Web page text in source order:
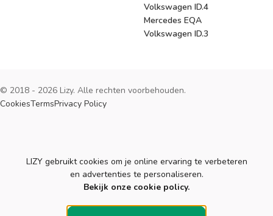
Volkswagen ID.4
Mercedes EQA
Volkswagen ID.3
© 2018 - 2026 Lizy. Alle rechten voorbehouden.
CookiesTermsPrivacy Policy
Cookies
LIZY gebruikt cookies om je online ervaring te verbeteren
en advertenties te personaliseren.
Bekijk onze cookie policy.